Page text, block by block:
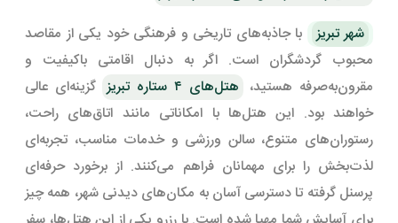
شهر تبریز
با جاذبه‌های تاریخی و فرهنگی خود یکی از مقاصد
محبوب گردشگران است. اگر به دنبال اقامتی باکیفیت و
مقرون‌به‌صرفه هستید، هتل‌های ۴ ستاره تبریز
گزینه‌ای عالی
خواهند بود. این هتل‌ها با امکاناتی مانند اتاق‌های راحت،
رستوران‌های متنوع، سالن ورزشی و خدمات مناسب، تجربه‌ای
لذت‌بخش را برای مهمانان فراهم می‌کنند. از برخورد حرفه‌ای
پرسنل گرفته تا دسترسی آسان به مکان‌های دیدنی شهر، همه چیز